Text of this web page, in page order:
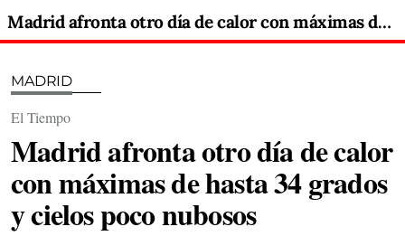
Madrid afronta otro día de calor con máximas de hasta 34 grados y cielos poco nubosos
MADRID
El Tiempo
Madrid afronta otro día de calor
con máximas de hasta 34 grados
y cielos poco nubosos